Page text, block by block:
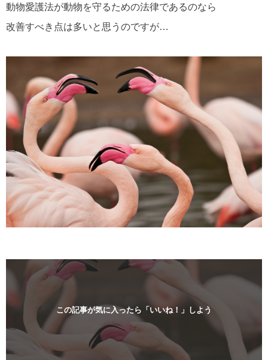
動物愛護法が動物を守るための法律であるのなら
改善すべき点は多いと思うのですが…
この記事が気に入ったら「いいね！」しよう